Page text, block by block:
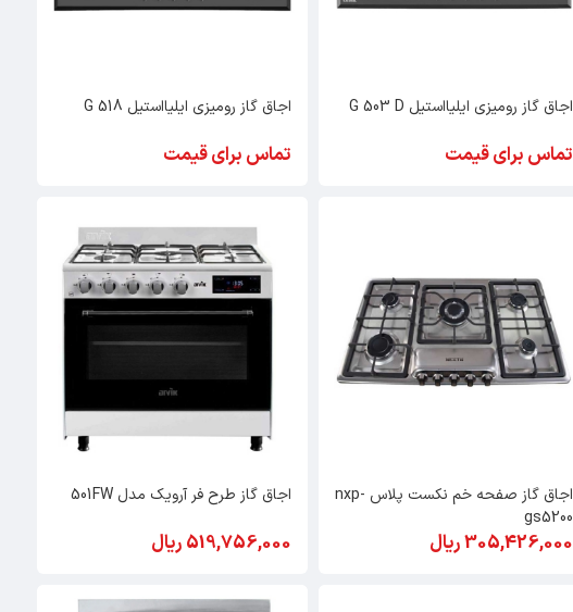
اجاق گاز رومیزی ایلیااستیل G 503 D
تماس برای قیمت
اجاق گاز رومیزی ایلیااستیل G 518
تماس برای قیمت
اجاق گاز صفحه خم نکست پلاس nxp-
gs5200
305,426,000 ریال
اجاق گاز طرح فر آرویک مدل 501FW
519,756,000 ریال